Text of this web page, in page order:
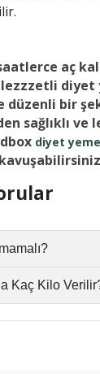
aç
lezzzetli
düzenli bir
sağlıklı ve
diyet
Kaç Kilo